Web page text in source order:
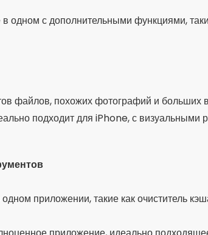
процессора и экономия заряда
версия, идеально подходящая
кэш и остатки удаленных
и технический, отлично подходит
функции
на автоматическую очистку